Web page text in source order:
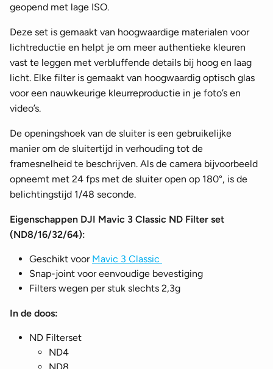
geopend met lage ISO.
Deze set is gemaakt van hoogwaardige materialen voor
lichtreductie en helpt je om meer authentieke kleuren
vast te leggen met verbluffende details bij hoog en laag
licht. Elke filter is gemaakt van hoogwaardig optisch glas
voor een nauwkeurige kleurreproductie in je foto’s en
video’s.
De openingshoek van de sluiter is een gebruikelijke
manier om de sluitertijd in verhouding tot de
framesnelheid te beschrijven. Als de camera bijvoorbeeld
opneemt met 24 fps met de sluiter open op 180°, is de
belichtingstijd 1/48 seconde.
Eigenschappen DJI Mavic 3 Classic ND Filter set
(ND8/16/32/64):
Geschikt voor Mavic 3 Classic
Snap-joint voor eenvoudige bevestiging
Filters wegen per stuk slechts 2,3g
In de doos:
ND Filterset
ND4
ND8